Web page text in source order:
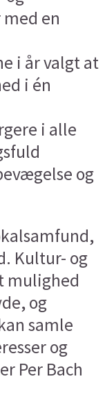
en
i år valgt at
i én
i alle
og
Kultur- og
mulighed
og
samle
og
Per Bach